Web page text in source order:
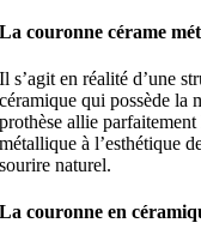
La couronne cérame
Il s’agit en réalité d’une
céramique qui possède la
prothèse allie
métallique à l’esthétique
sourire naturel.
La couronne en